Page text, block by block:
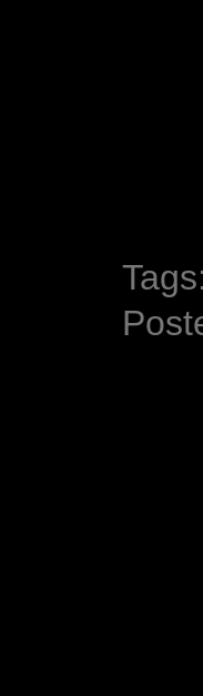
Tags: